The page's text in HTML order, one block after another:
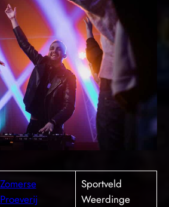
Zomerse
Proeverij
Sportveld
Weerdinge